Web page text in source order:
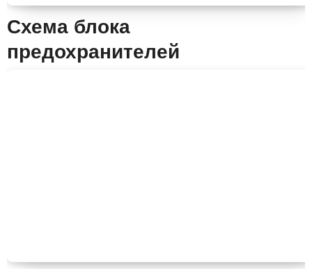
Схема блока
предохранителей